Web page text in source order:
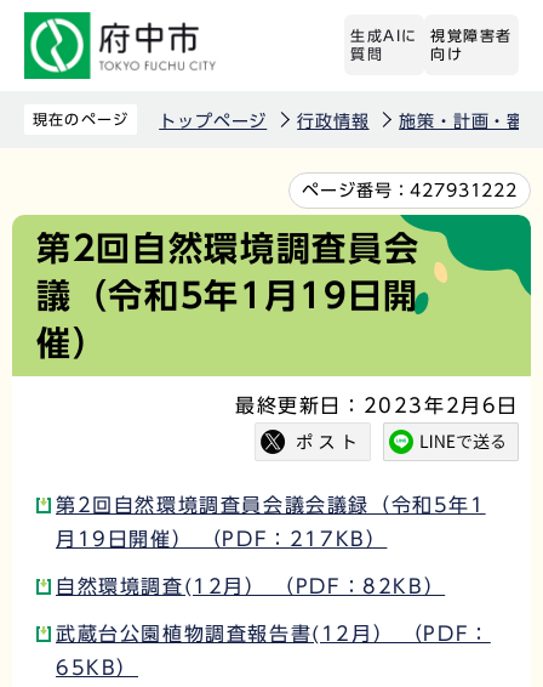
先
生成AIに
質問
視覚障害者
向け
現在のページ トップページ 行政情報 施策・計画・審
文
ページ番号：427931222
第2回自然環境調査員会
議（令和5年1月19日開
催）
最終更新日：2023年2月6日
第2回自然環境調査員会議会議録（令和5年1
月19日開催） （PDF：217KB）
自然環境調査(12月） （PDF：82KB）
武蔵台公園植物調査報告書(12月） （PDF：
65KB）